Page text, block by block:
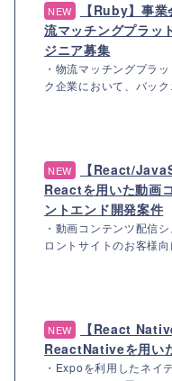
NEW
【Ruby】事
流マッチングプラッ
ジニア募集
・物流マッチングプラ
ク企業において、バッ
NEW
【React/
Reactを用いた動画
ントエンド開発案件
・動画コンテンツ配信
ロントサイトのお客様
NEW
【React
ReactNativeを用い
・Expoを利用したネイ